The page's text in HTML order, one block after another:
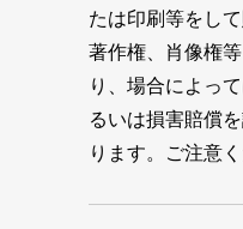
たは印刷等をし
著作権、肖像権
り、場合によっ
るいは損害賠償
ります。ご注意く